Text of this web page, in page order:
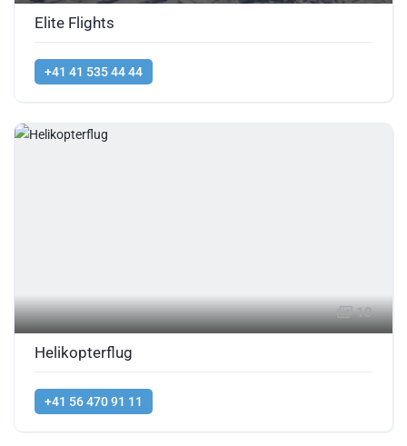
Elite Flights
+41 41 535 44 44
10
Helikopterflug
+41 56 470 91 11